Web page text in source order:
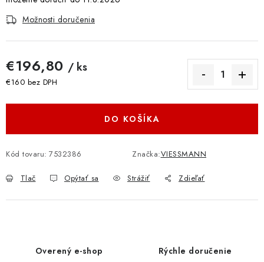
Možnosti doručenia
€196,80 / ks
€160 bez DPH
DO KOŠÍKA
Kód tovaru: 7532386 Značka:VIESSMANN
Tlač Opýtať sa Strážiť Zdieľať
Overený e-shop Rýchle doručenie